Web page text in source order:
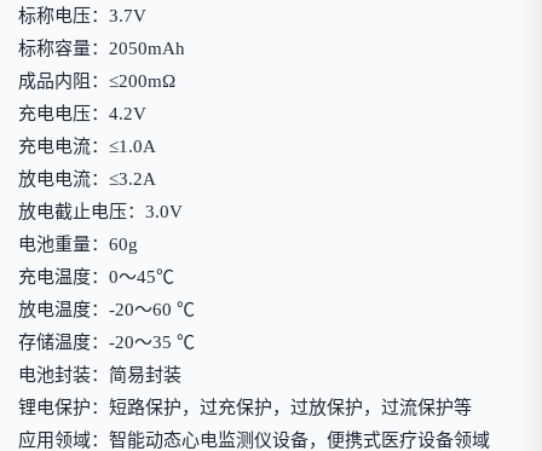
标称电压：3.7V
标称容量：2050mAh
成品内阻：≤200mΩ
充电电压：4.2V
充电电流：≤1.0A
放电电流：≤3.2A
放电截止电压：3.0V
电池重量：60g
充电温度：0～45℃
放电温度：-20～60 ℃
存储温度：-20～35 ℃
电池封装：简易封装
锂电保护：短路保护，过充保护，过放保护，过流保护等
应用领域：智能动态心电监测仪设备，便携式医疗设备领域